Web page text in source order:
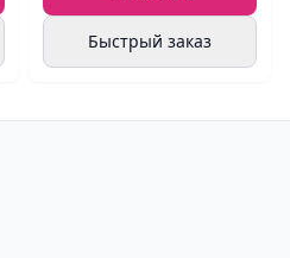
Быстрый заказ